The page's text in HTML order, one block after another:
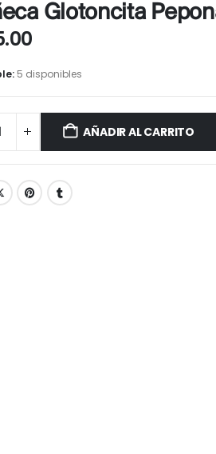
Glotoncita
5 disponibles
AÑADIR AL CARRITO